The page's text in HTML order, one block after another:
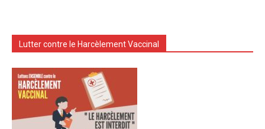
Lutter contre le Harcèlement Vaccinal